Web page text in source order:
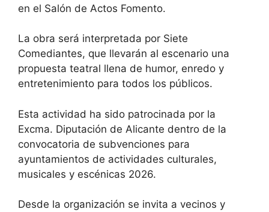
en el Salón de Actos Fomento.
La obra será interpretada por Siete
Comediantes, que llevarán al escenario una
propuesta teatral llena de humor, enredo y
entretenimiento para todos los públicos.
Esta actividad ha sido patrocinada por la
Excma. Diputación de Alicante dentro de la
convocatoria de subvenciones para
ayuntamientos de actividades culturales,
musicales y escénicas 2026.
Desde la organización se invita a vecinos y